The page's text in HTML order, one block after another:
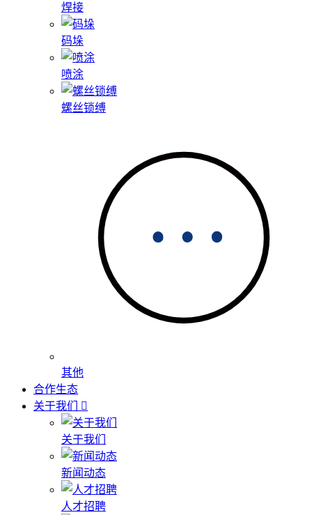
焊接
码垛
喷涂
螺丝锁缚
其他
合作生态
关于我们
关于我们
新闻动态
人才招聘